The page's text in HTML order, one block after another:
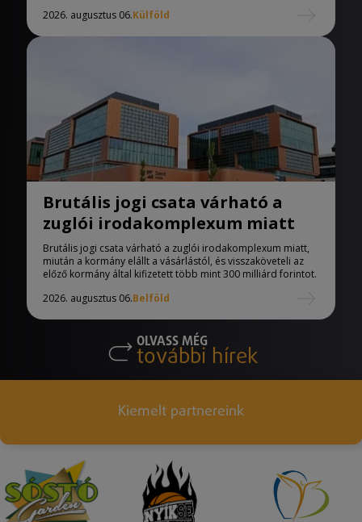
2026. augusztus 06.Külföld
Brutális jogi csata várható a
zuglói irodakomplexum miatt
Brutális jogi csata várható a zuglói irodakomplexum miatt,
miután a kormány elállt a vásárlástól, és visszaköveteli az
előző kormány által kifizetett több mint 300 milliárd forintot.
2026. augusztus 06.Belföld
OLVASS MÉG
további hírek
Kiemelt partnereink